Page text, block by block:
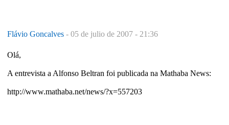
Flávio Goncalves - 05 de julio de 2007 - 21:36
Olá,
A entrevista a Alfonso Beltran foi publicada na Mathaba News:
http://www.mathaba.net/news/?x=557203